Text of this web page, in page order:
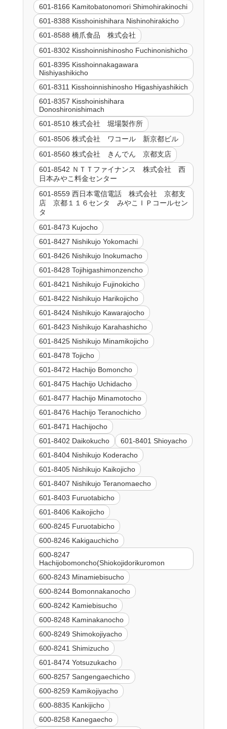
601-8166 Kamitobatonomori Shimohirakinochi
601-8388 Kisshoinishihara Nishinohirakicho
601-8588 橋爪食品 株式会社
601-8302 Kisshoinnishinosho Fuchinonishicho
601-8395 Kisshoinnakagawara
Nishiyashikicho
601-8311 Kisshoinnishinosho Higashiyashikich
601-8357 Kisshoinishihara
Donoshironishimach
601-8510 株式会社 堀場製作所
601-8506 株式会社 ワコール 新京都ビル
601-8560 株式会社 きんでん 京都支店
601-8542 ＮＴＴファイナンス 株式会社 西
日本みやこ料金センター
601-8559 西日本電信電話 株式会社 京都支
店 京都１１６センタ みやこＩＰコールセン
タ
601-8473 Kujocho
601-8427 Nishikujo Yokomachi
601-8426 Nishikujo Inokumacho
601-8428 Tojihigashimonzencho
601-8421 Nishikujo Fujinokicho
601-8422 Nishikujo Harikojicho
601-8424 Nishikujo Kawarajocho
601-8423 Nishikujo Karahashicho
601-8425 Nishikujo Minamikojicho
601-8478 Tojicho
601-8472 Hachijo Bomoncho
601-8475 Hachijo Uchidacho
601-8477 Hachijo Minamotocho
601-8476 Hachijo Teranochicho
601-8471 Hachijocho
601-8402 Daikokucho
601-8401 Shioyacho
601-8404 Nishikujo Koderacho
601-8405 Nishikujo Kaikojicho
601-8407 Nishikujo Teranomaecho
601-8403 Furuotabicho
601-8406 Kaikojicho
600-8245 Furuotabicho
600-8246 Kakigauchicho
600-8247
Hachijobomoncho(Shiokojidorikuromon
600-8243 Minamiebisucho
600-8244 Bomonnakanocho
600-8242 Kamiebisucho
600-8248 Kaminakanocho
600-8249 Shimokojiyacho
600-8241 Shimizucho
601-8474 Yotsuzukacho
600-8257 Sangengaechicho
600-8259 Kamikojiyacho
600-8835 Kankijicho
600-8258 Kanegaecho